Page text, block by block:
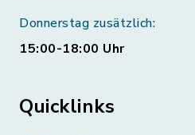
Donnerstag zusätzlich:
15:00-18:00 Uhr
Quicklinks